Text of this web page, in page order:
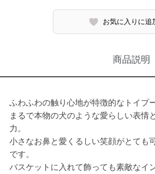
お気に入りに追
商品説明
ふわふわの触り心地が特徴的なトイプ
まるで本物の犬のような愛らしい表情
力。
小さなお鼻と愛くるしい笑顔がとても
です。
バスケットに入れて飾っても素敵なイ